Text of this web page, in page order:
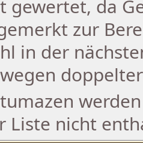
gewertet, da
zur
in der
Liste nicht